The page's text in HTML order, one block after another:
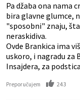
Pa džaba ona nama
bira glavne glumce,
"sposobni" znaju, šta
neraskidiva.
Ovde Brankica ima
uskoro, i nagradu za
Insajdera, za
Preporučujem 243